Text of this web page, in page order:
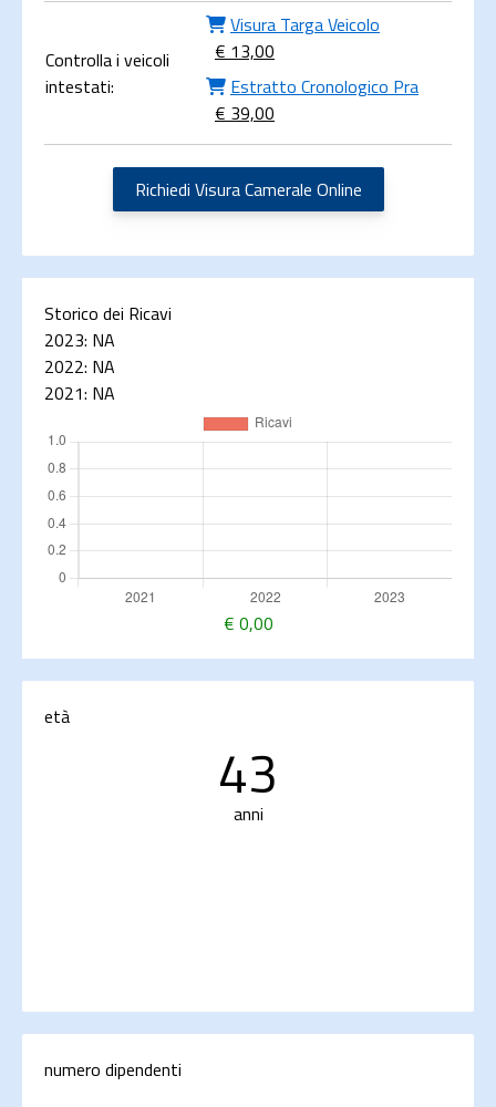
Controlla i veicoli
intestati:
Visura Targa Veicolo
€ 13,00
Estratto Cronologico Pra
€ 39,00
Richiedi Visura Camerale Online
Storico dei Ricavi
2023: NA
2022: NA
2021: NA
€ 0,00
età
43
anni
numero dipendenti